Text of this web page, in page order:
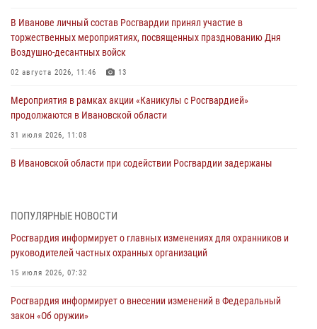
В Иванове личный состав Росгвардии принял участие в
торжественных мероприятиях, посвященных празднованию Дня
Воздушно-десантных войск
02 августа 2026, 11:46 13
Мероприятия в рамках акции «Каникулы с Росгвардией»
продолжаются в Ивановской области
31 июля 2026, 11:08
В Ивановской области при содействии Росгвардии задержаны
празднования Дня Крещения Руси
28 июля 2026, 08:57
Росгвардии для ивановской молодежи
27 июля 2026, 14:10
ПОПУЛЯРНЫЕ НОВОСТИ
Росгвардия информирует о главных изменениях для охранников и
руководителей частных охранных организаций
15 июля 2026, 07:32
Росгвардия информирует о внесении изменений в Федеральный
закон «Об оружии»